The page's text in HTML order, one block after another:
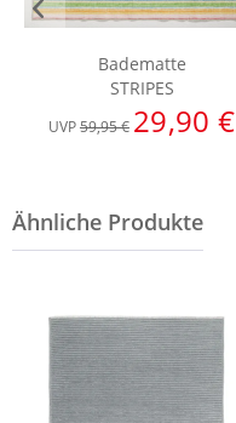
Badematte
STRIPES
UVP59,95 € 29,90 €